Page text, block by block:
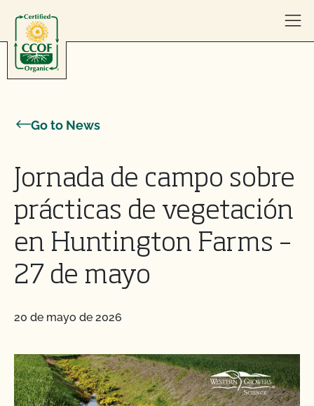
Go to News
Jornada de campo sobre
prácticas de vegetación
en Huntington Farms –
27 de mayo
20 de mayo de 2026